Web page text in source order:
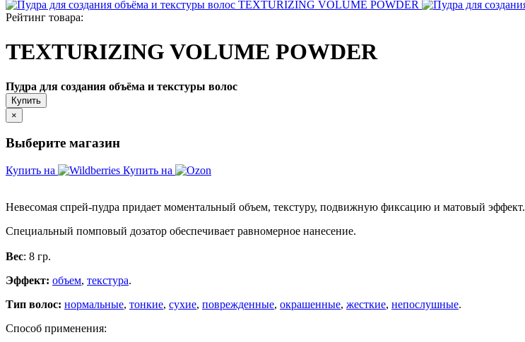
Рейтинг товара:
TEXTURIZING VOLUME POWDER
Пудра для создания объёма и текстуры волос
Купить
×
Выберите магазин
Купить на Купить на
Невесомая спрей-пудра придает моментальный объем, текстуру, подвижную фиксацию и матовый эффект.
Специальный помповый дозатор обеспечивает равномерное нанесение.
Вес: 8 гр.
Эффект: объем, текстура.
Тип волос: нормальные, тонкие, сухие, поврежденные, окрашенные, жесткие, непослушные.
Способ применения: